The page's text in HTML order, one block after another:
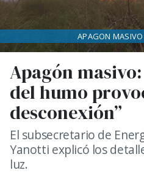
Apagón
del humo
desconexión”
El subsecretario de
Yanotti explicó los
luz.
APAGON